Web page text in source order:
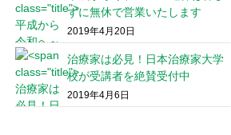
ずに無休で営業いたします
2019年4月20日
治療家は必見！日本治療家大学
校が受講者を絶賛受付中
2019年4月6日